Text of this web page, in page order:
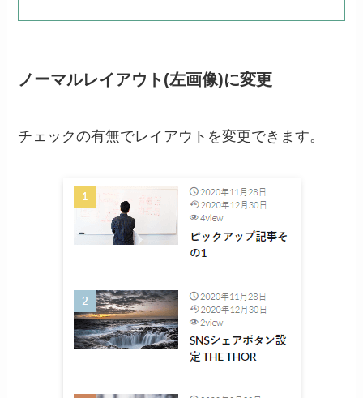
ノーマルレイアウト(左画像)に変更
チェックの有無でレイアウトを変更できます。